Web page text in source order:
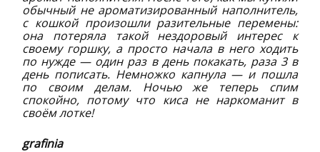
обычный не ароматизированный наполнитель,
с кошкой произошли разительные перемены:
она потеряла такой нездоровый интерес к
своему горшку, а просто начала в него ходить
по нужде — один раз в день покакать, раза 3 в
день пописать. Немножко капнула — и пошла
по своим делам. Ночью же теперь спим
спокойно, потому что киса не наркоманит в
своём лотке!
grafinia